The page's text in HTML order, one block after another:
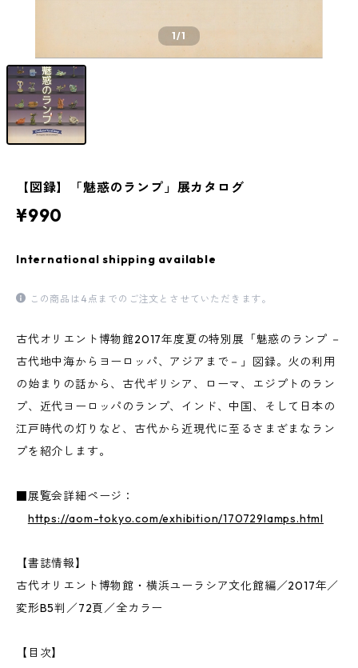
1/1
【図録】「魅惑のランプ」展カタログ
¥990
International shipping available
この商品は4点までのご注文とさせていただきます。
古代オリエント博物館2017年度夏の特別展「魅惑のランプ －
古代地中海からヨーロッパ、アジアまで－」図録。火の利用
の始まりの話から、古代ギリシア、ローマ、エジプトのラン
プ、近代ヨーロッパのランプ、インド、中国、そして日本の
江戸時代の灯りなど、古代から近現代に至るさまざまなラン
プを紹介します。
■展覧会詳細ページ：
https://aom-tokyo.com/exhibition/170729lamps.html
【書誌情報】
古代オリエント博物館・横浜ユーラシア文化館編／2017年／
変形B5判／72頁／全カラー
【目次】